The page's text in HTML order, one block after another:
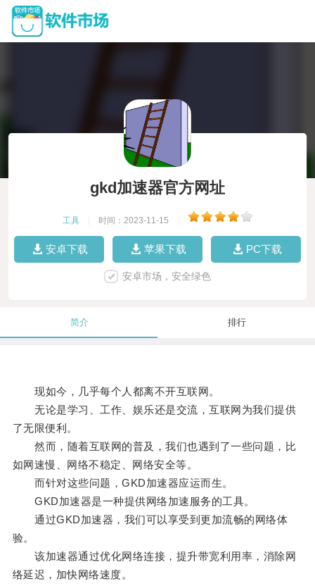
gkd加速器官方网址
工具 时间：2023-11-15
安卓下载 苹果下载 PC下载
安卓市场，安全绿色
简介 排行
现如今，几乎每个人都离不开互联网。
无论是学习、工作、娱乐还是交流，互联网为我们提供
了无限便利。
然而，随着互联网的普及，我们也遇到了一些问题，比
如网速慢、网络不稳定、网络安全等。
而针对这些问题，GKD加速器应运而生。
GKD加速器是一种提供网络加速服务的工具。
通过GKD加速器，我们可以享受到更加流畅的网络体
验。
该加速器通过优化网络连接，提升带宽利用率，消除网
络延迟，加快网络速度。